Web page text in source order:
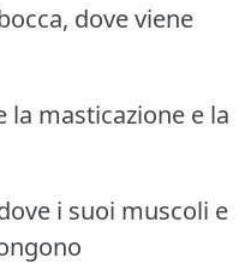
dove viene
masticazione e la
i suoi muscoli e